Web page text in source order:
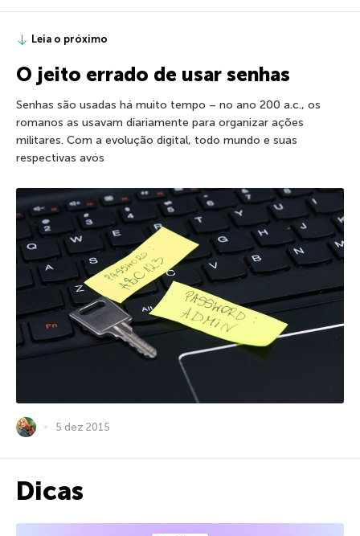
Leia o próximo
O jeito errado de usar senhas
Senhas são usadas há muito tempo – no ano 200 a.c., os
romanos as usavam diariamente para organizar ações
militares. Com a evolução digital, todo mundo e suas
respectivas avós
5 dez 2015
Dicas